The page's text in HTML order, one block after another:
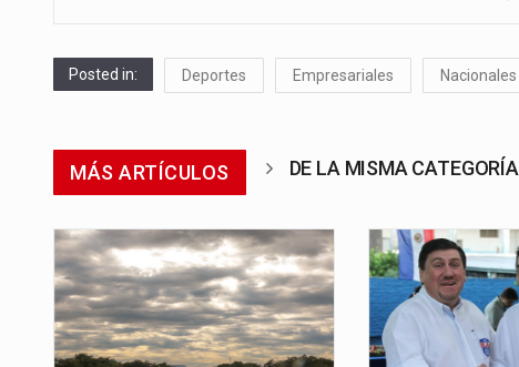
Posted in: Deportes Empresariales Nacionales
MÁS ARTÍCULOS DE LA MISMA CATEGORÍA